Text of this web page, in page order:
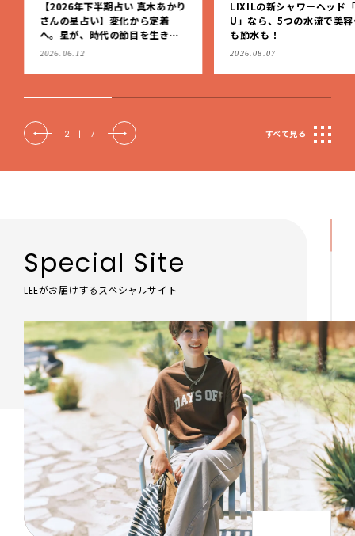
【2026年下半期占い 真木あかり
さんの星占い】変化から定着
へ。星が、時代の節目を生きる
私たちを導く
2026.06.12
LIXILの新シャワーヘッド
U」なら、5つの水流で美
も節水も！
2026.08.07
2 | 7 すべて見る
Special Site
LEEがお届けするスペシャルサイト